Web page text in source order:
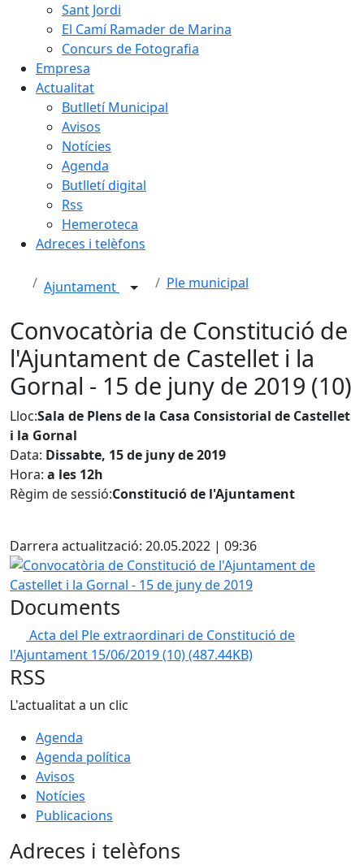
Sant Jordi
El Camí Ramader de Marina
Concurs de Fotografia
Empresa
Actualitat
Butlletí Municipal
Avisos
Notícies
Agenda
Butlletí digital
Rss
Hemeroteca
Adreces i telèfons
Ajuntament Ple municipal
Convocatòria de Constitució de
l'Ajuntament de Castellet i la
Gornal - 15 de juny de 2019 (10)
Lloc:Sala de Plens de la Casa Consistorial de Castellet
i la Gornal
Data: Dissabte, 15 de juny de 2019
Hora: a les 12h
Règim de sessió:Constitució de l'Ajuntament ​
Darrera actualització: 20.05.2022 | 09:36
Convocatòria de Constitució de l'Ajuntament de Castellet
Documents
Acta del Ple extraordinari de Constitució de
l'Ajuntament 15/06/2019 (10)(487.44KB)
RSS
L'actualitat a un clic
Agenda
Agenda política
Avisos
Notícies
Publicacions
Adreces i telèfons